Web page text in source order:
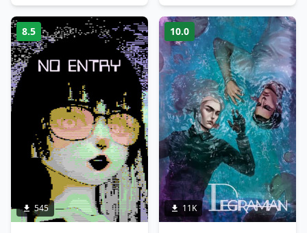
8.5
545
10.0
11K